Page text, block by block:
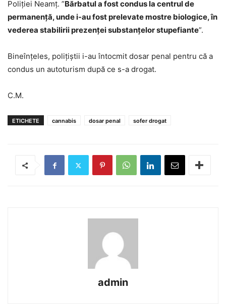
Poliției Neamț. ”Bărbatul a fost condus la centrul de
permanență, unde i-au fost prelevate mostre biologice, în
vederea stabilirii prezenței substanţelor stupefiante”.
Bineînțeles, polițiștii i-au întocmit dosar penal pentru că a
condus un autoturism după ce s-a drogat.
C.M.
ETICHETE cannabis dosar penal sofer drogat
admin